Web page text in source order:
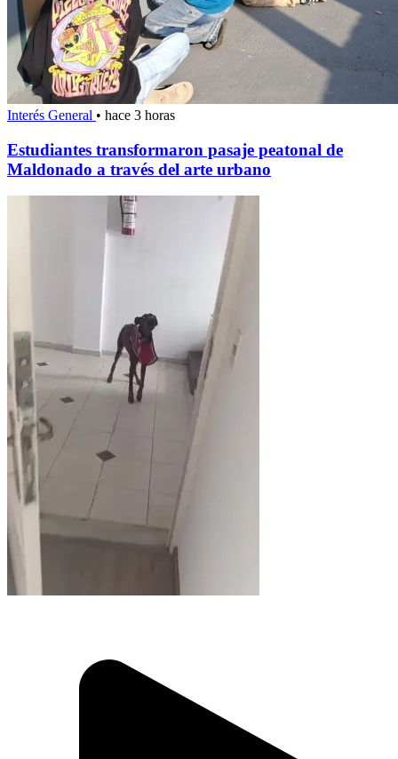
Interés General • hace 3 horas
Estudiantes transformaron pasaje peatonal de
Maldonado a través del arte urbano